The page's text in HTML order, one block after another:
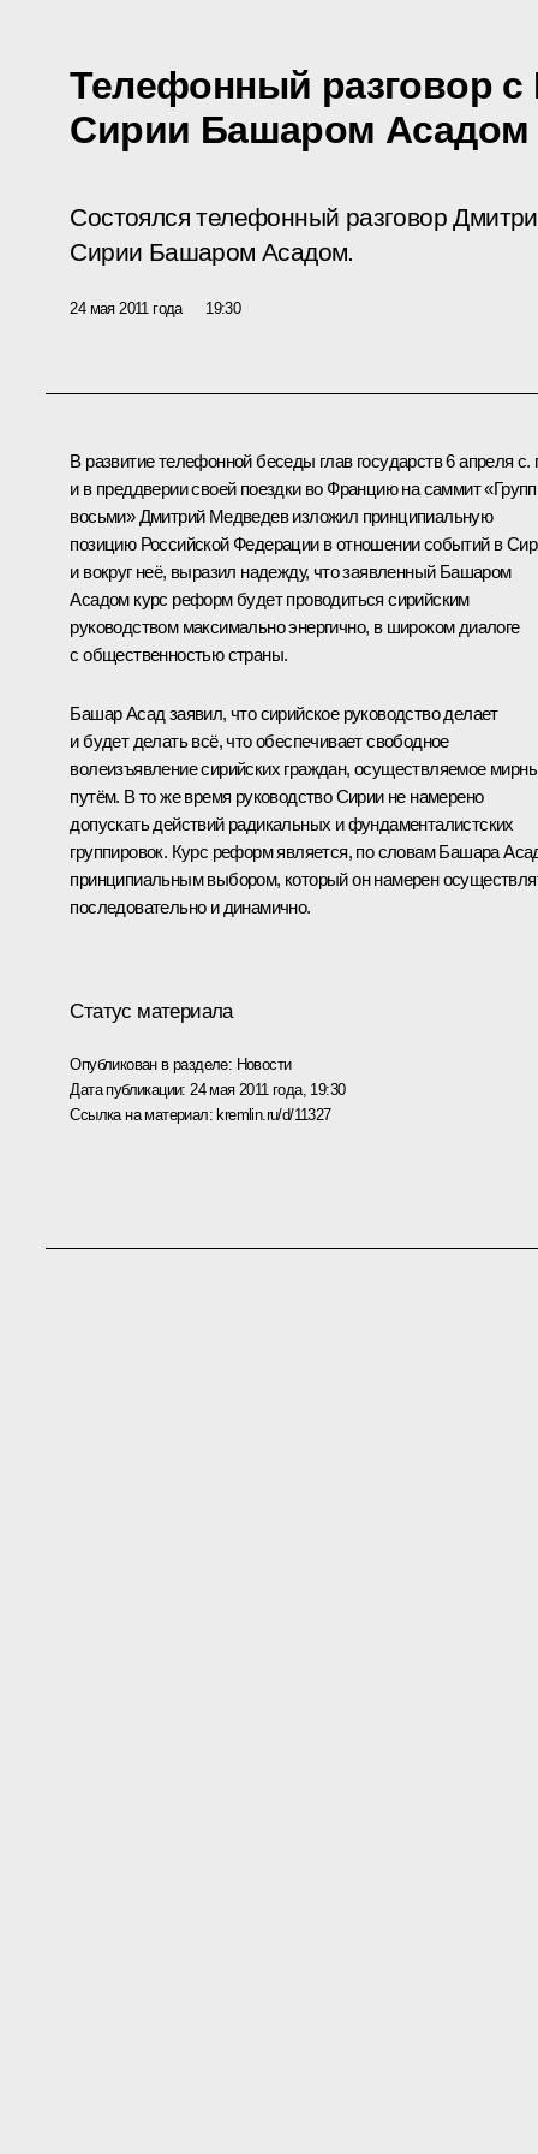
Телефонный разговор с
Сирии Башаром Асадом
Состоялся телефонный разговор
Сирии Башаром Асадом.
24 мая 2011 года 19:30
В развитие телефоннойбеседы глав государств 6 апреля с.
и в преддверии своей поездки во Францию на саммит
восьми»Дмитрий Медведев изложил принципиальную
позицию Российской Федерации в отношении событий в
и вокруг неё, выразил надежду, что заявленный Башаром
Асадомкурс реформ будет проводиться сирийским
руководством максимально энергично, в широком диалоге
с общественностью страны.
Башар Асад заявил, что сирийское руководство делает
и будет делать всё, что обеспечивает свободное
волеизъявление сирийских граждан, осуществляемое
путём. В то же время руководство Сирии не намерено
допускать действий радикальных и фундаменталистских
группировок. Курс реформ является, по словам Башара
принципиальным выбором, который он намерен
последовательно и динамично.
Статус материала
Опубликован в разделе: Новости
Дата публикации: 24 мая 2011 года, 19:30
Ссылка на материал: kremlin.ru/d/11327